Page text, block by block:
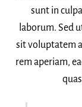
sunt in
laborum. Sed
sit voluptatem
rem aperiam,